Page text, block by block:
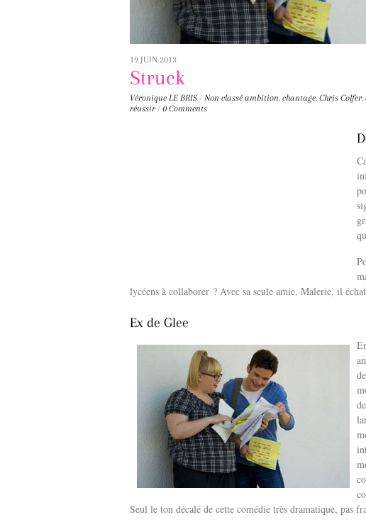
19 JUIN 2013
Struck
Véronique LE BRIS / Non classé ambition, chantage, Chris Colfer,
réussir / 0 Comments
lycéens à collaborer ? Avec sa seule amie, Malerie, il
Ex de Glee
Seul le ton décalé de cette comédie très dramatique, pas